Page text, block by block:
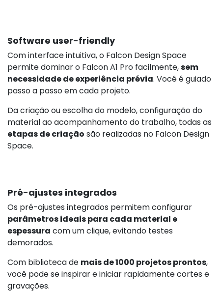
Software user-friendly
Com interface intuitiva, o Falcon Design Space
permite dominar o Falcon A1 Pro facilmente,sem
necessidade de experiência prévia. Você é guiado
passo a passo em cada projeto.
Da criação ou escolha do modelo, configuração do
material ao acompanhamento do trabalho, todas as
etapas de criação são realizadas no Falcon Design
Space.
Pré-ajustes integrados
Os pré-ajustes integrados permitem configurar
parâmetros ideais para cada material e
espessura com um clique, evitando testes
demorados.
Com biblioteca de mais de 1000 projetos prontos,
você pode se inspirar e iniciar rapidamente cortes e
gravações.